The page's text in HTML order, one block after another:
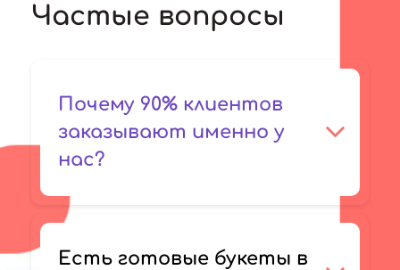
Частые вопросы
Почему 90% клиентов
заказывают именно у
нас?
Есть готовые букеты в